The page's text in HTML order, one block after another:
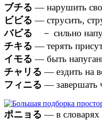
ブチる — нарушить
ビビる — струсить,
バビる － сильно
チキる — терять
イモる — быть
チャリる — ездить на
フィニる — завершать
ポニョる — в словарях